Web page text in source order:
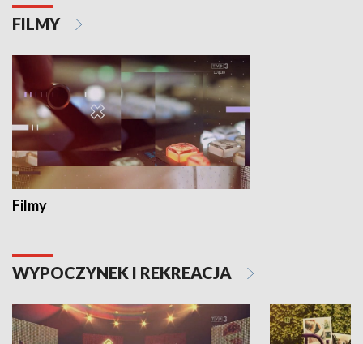
FILMY
Filmy
WYPOCZYNEK I REKREACJA